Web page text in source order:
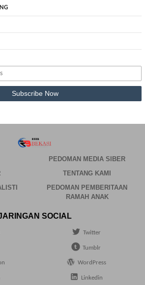
PEDOMAN MEDIA SIBER
TENTANG KAMI
PEDOMAN PEMBERITAAN
RAMAH ANAK
SOCIAL
Twitter
Tumblr
WordPress
Linkedin